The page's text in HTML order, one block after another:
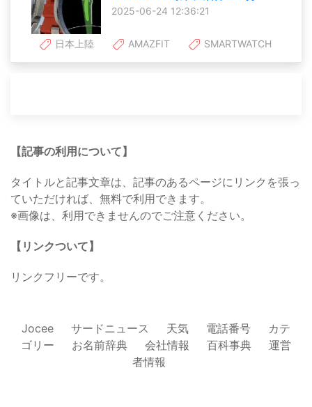
2025-06-24 12:36:21
日本上陸 AMAZFIT SMARTWATCH
【記事の利用について】
タイトルと記事文章は、記事のあるページにリンクを張っ
ていただければ、無料で利用できます。
※画像は、利用できませんのでご注意ください。
【リンクついて】
リンクフリーです。
Jocee サードニュース 天気 電話番号
カテ
ゴリー
お名前辞典 会社情報 百科事典
運営
者情報